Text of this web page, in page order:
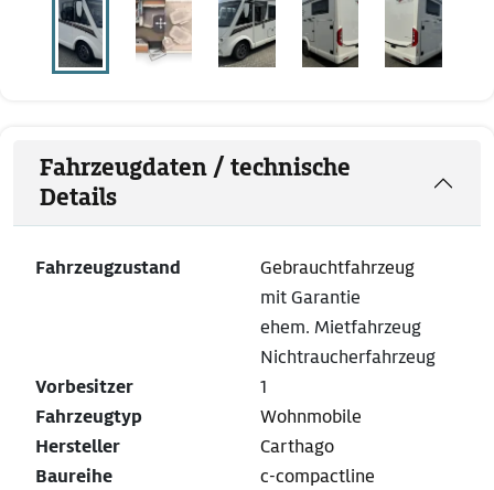
Fahrzeugdaten / technische
Details
Fahrzeugzustand
Gebrauchtfahrzeug
mit Garantie
ehem. Mietfahrzeug
Nichtraucherfahrzeug
Vorbesitzer
1
Fahrzeugtyp
Wohnmobile
Hersteller
Carthago
Baureihe
c-compactline